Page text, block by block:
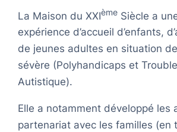
La Maison du XXIème Siècle a
expérience d’accueil d’enfants,
de jeunes adultes en situation
sévère (Polyhandicaps et
Autistique).
Elle a notamment développé les
partenariat avec les familles (en